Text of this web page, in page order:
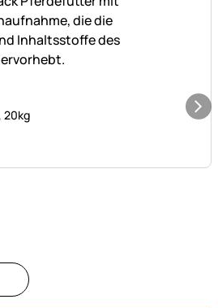
abgegeben
20kg